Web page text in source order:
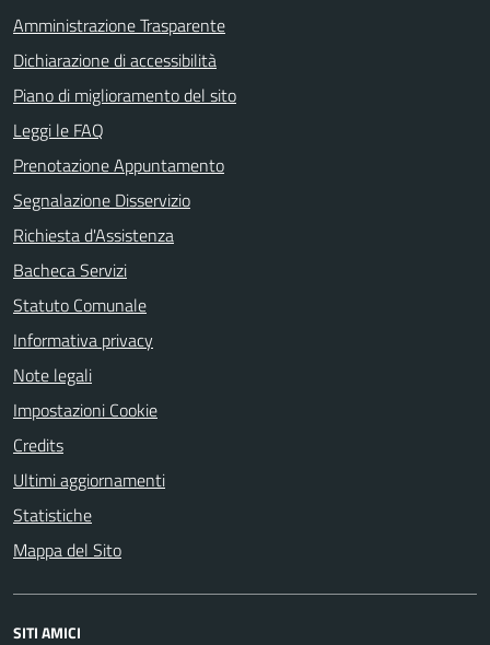
Amministrazione Trasparente
Dichiarazione di accessibilità
Piano di miglioramento del sito
Leggi le FAQ
Prenotazione Appuntamento
Segnalazione Disservizio
Richiesta d'Assistenza
Bacheca Servizi
Statuto Comunale
Informativa privacy
Note legali
Impostazioni Cookie
Credits
Ultimi aggiornamenti
Statistiche
Mappa del Sito
SITI AMICI